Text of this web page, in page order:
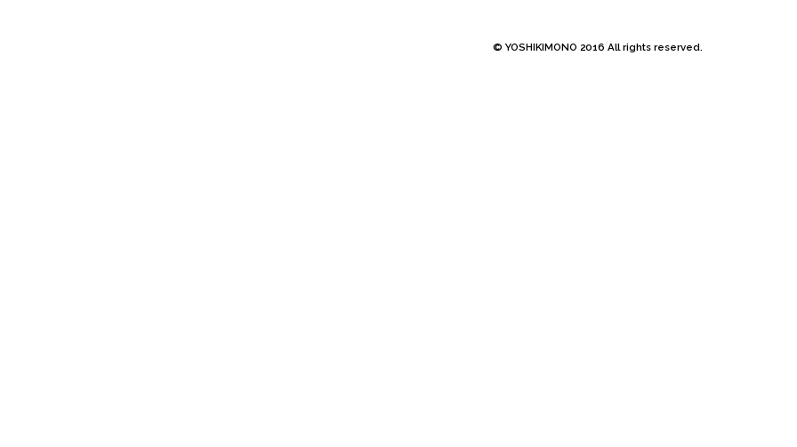
© YOSHIKIMONO 2016 All rights reserved.